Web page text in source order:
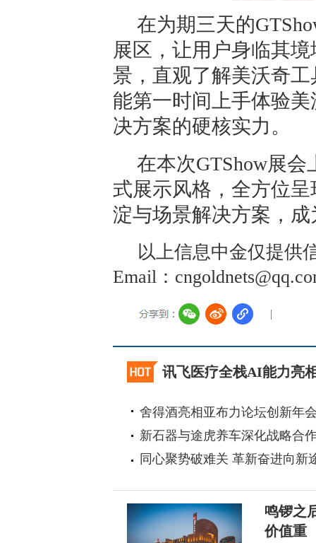
在为期三天的
展区，让用户身临其
景，直观了解美沃奇
能第一时间上手体验
决方案的硬核实力。
在本次GTShow展
式展示风格，全方位
淀与场景解决方案，
以上信息中金仅提供
Email：
讯飞医疗全栈AI能力亮
舍得酒亮相亚布力论坛创新年
新石器与途虎养车深化战略合
同心聚势破难关 革新奋进向
鸣锣之
价值重